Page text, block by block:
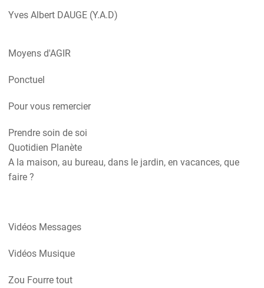
Yves Albert DAUGE (Y.A.D)
Moyens d'AGIR
Ponctuel
Pour vous remercier
Prendre soin de soi
Quotidien Planète
A la maison, au bureau, dans le jardin, en vacances, que
faire ?
Vidéos Messages
Vidéos Musique
Zou Fourre tout